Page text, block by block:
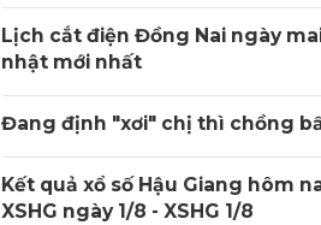
Lịch cắt điện Đồng Nai ngày
nhật mới nhất
Đang định "xơi" chị thì chồng
Kết quả xổ số Hậu Giang hôm
XSHG ngày 1/8 - XSHG 1/8